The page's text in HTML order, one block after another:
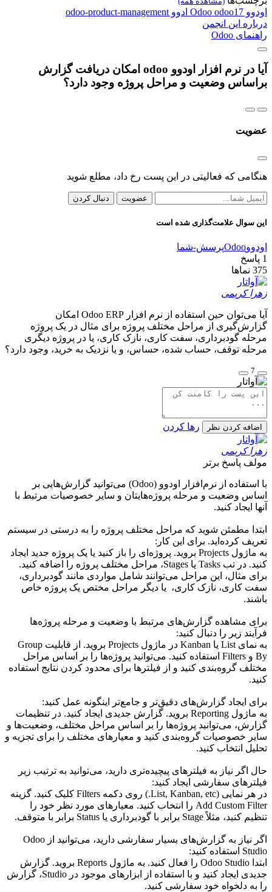
اودوو Odoo odoo17 ادوو odoo-product-management
درباره این انجمن
راهنمای Odoo
آیا در نرم افزار اودوو odoo امکان دریافت گزارش
براساس وضعیت و مراحل پروژه وجود دارد؟
عضویت
هنگامی که فعالیتی در این پست رخ داد، مطلع شوید
عضویت دنبال کردن
این سوال علامت‌گذاری شده است
اودووOdooپرسش-شما
1 پاسخ
375 نماها
زهرا کریمی
آیا می‌توان حین استفاده از نرم افزار Odoo ERP امکان
گزارش‌گیری از مراحل مختلف پروژه برای مثال در یک پروژه
مرحله گودبرداری، سفت کاری، نازک کاری، یا در پروژه دیگری
مرحله توقف، حساب شده، حساس، و یا نزدیک به خرید، وجود دارد؟
7
اضافه کردن نظر رها کردن
زهرا کریمی
مولف پاسخ برتر
با استفاده از نرم‌افزار اودوو (Odoo) می‌توانید گزارش‌هایی بر
اساس وضعیت و مرحله پروژه‌هایتان و سایر خصوصیات مرتبط با
آنها ایجاد کنید.
ابتدا مطمئن شوید که مراحل مختلف پروژه را به درستی در سیستم
تعریف کرده‌اید. برای این کار:
به ماژول Projects بروید. پروژه‌ای را باز کنید یا یک پروژه جدید ایجاد
کنید. در تب Tasks یا Stages، مراحل مختلف پروژه را اضافه کنید.
برای مثال، این مراحل می‌توانند شامل مواردی مانند گودبرداری،
سفت کاری، نازک کاری، یا دیگر مراحل مختص یک پروژه خاص
باشند.
برای مشاهده گزارش‌های مرتبط با وضعیت و مرحله پروژه‌ها
فرآیند زیر را دنبال کنید:
به نمای List یا Kanban در ماژول Projects بروید. از قابلیت Group
By و Filters استفاده کنید. می‌توانید پروژه‌ها را بر اساس مراحل
مختلف گروه‌بندی کنید و از فیلترها برای محدود کردن نتایج استفاده
کنید.
برای ایجاد گزارش‌های دقیق‌تر و جامع‌تر اینگونه عمل کنید:
به ماژول Reporting بروید. گزارش جدیدی ایجاد کنید. در تنظیمات
گزارش، می‌توانید پروژه‌ها را بر اساس مراحل مختلف، وضعیت‌ها و
سایر خصوصیات گروه‌بندی کنید و معیارهای مختلف را برای تجزیه و
تحلیل انتخاب کنید.
حال اگر نیاز به فیلترهای پیچیده‌تری دارید، می‌توانید به ترتیب زیر
فیلترهای سفارشی ایجاد کنید:
در هر نمایی (List, Kanban, etc.) روی دکمه Filters کلیک کنید. گزینه
Add Custom Filter را انتخاب کنید. معیارهای مورد نظر خود را
تنظیم کنید، مثلاً Stage برابر با گودبرداری یا Status برابر با متوقف.
اگر نیاز به گزارش‌های بسیار سفارشی دارید، می‌توانید از Odoo
Studio استفاده کنید:
ابتدا Odoo Studio را فعال کنید. به ماژول Reports بروید. گزارش
جدیدی ایجاد کنید و با استفاده از ابزارهای موجود در Studio، گزارش
را به دلخواه خود سفارشی کنید.